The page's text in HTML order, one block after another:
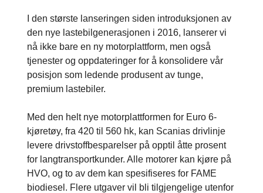
I den største lanseringen siden introduksjonen av
den nye lastebilgenerasjonen i 2016, lanserer vi
nå ikke bare en ny motorplattform, men også
tjenester og oppdateringer for å konsolidere vår
posisjon som ledende produsent av tunge,
premium lastebiler.
Med den helt nye motorplattformen for Euro 6-
kjøretøy, fra 420 til 560 hk, kan Scanias drivlinje
levere drivstoffbesparelser på opptil åtte prosent
for langtransportkunder. Alle motorer kan kjøre på
HVO, og to av dem kan spesifiseres for FAME
biodiesel. Flere utgaver vil bli tilgjengelige utenfor